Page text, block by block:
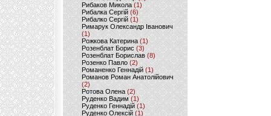
Рибаков Микола(1)
Рибалка Сергій (6)
Рибалко Сергій (1)
Римарук Олександр Іванович
(1)
Рожкова Катерина(1)
Розенблат Борис (3)
Розенблат Борислав (8)
Розенко Павло (2)
Романенко Геннадій (1)
Романов Роман Анатолійович
(2)
Ротова Олена(2)
Руденко Вадим (1)
Руденко Геннадій (1)
Руденко Олексій(1)